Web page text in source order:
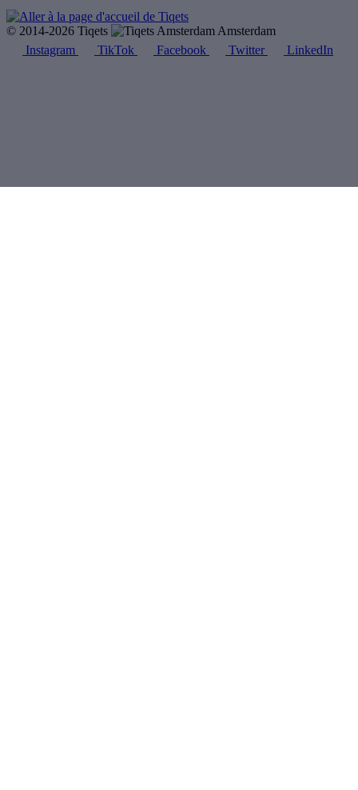
© 2014-2026 Tiqets
Amsterdam
Instagram
TikTok Facebook Twitter LinkedIn